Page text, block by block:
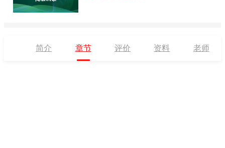
简介 章节 评价 资料 老师